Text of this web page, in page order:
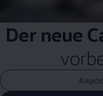
Der neue